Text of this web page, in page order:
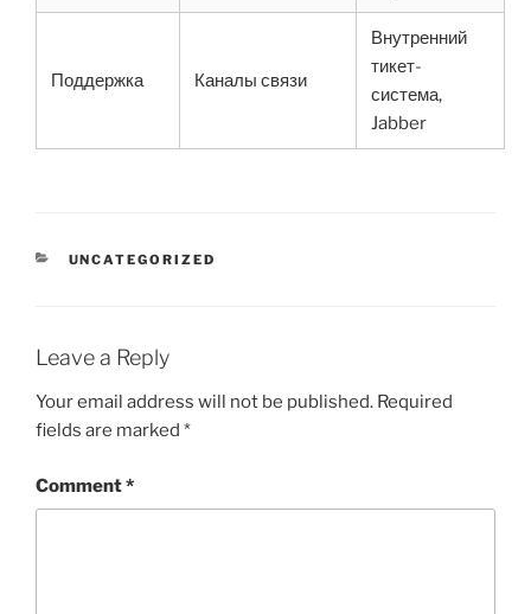
Поддержка Каналы связи
Внутренний
тикет-
система,
Jabber
CATEGORIES
UNCATEGORIZED
Leave a Reply
Your email address will not be published. Required
fields are marked *
Comment*